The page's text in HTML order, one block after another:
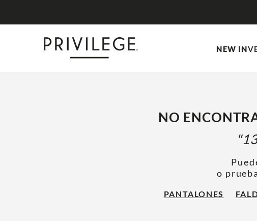
NEW IN
NO
o
PANTALONES